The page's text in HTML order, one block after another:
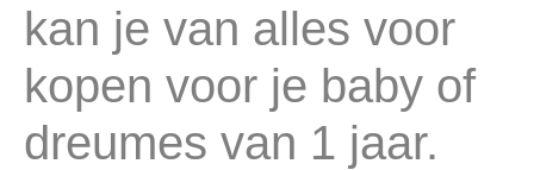
kan je van alles voor
kopen voor je baby of
dreumes van 1 jaar.